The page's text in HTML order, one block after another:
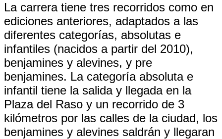
La carrera tiene tres recorridos como en
ediciones anteriores, adaptados a las
diferentes categorías, absolutas e
infantiles (nacidos a partir del 2010),
benjamines y alevines, y pre
benjamines. La categoría absoluta e
infantil tiene la salida y llegada en la
Plaza del Raso y un recorrido de 3
kilómetros por las calles de la ciudad, los
benjamines y alevines saldrán y llegaran